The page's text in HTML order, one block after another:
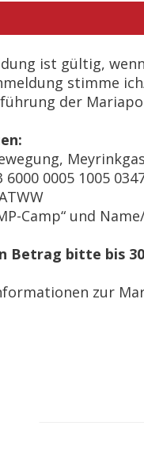
ist gültig,
stimme
der
6000 0005 1005
Camp“ und
Betrag bitte bis
zur